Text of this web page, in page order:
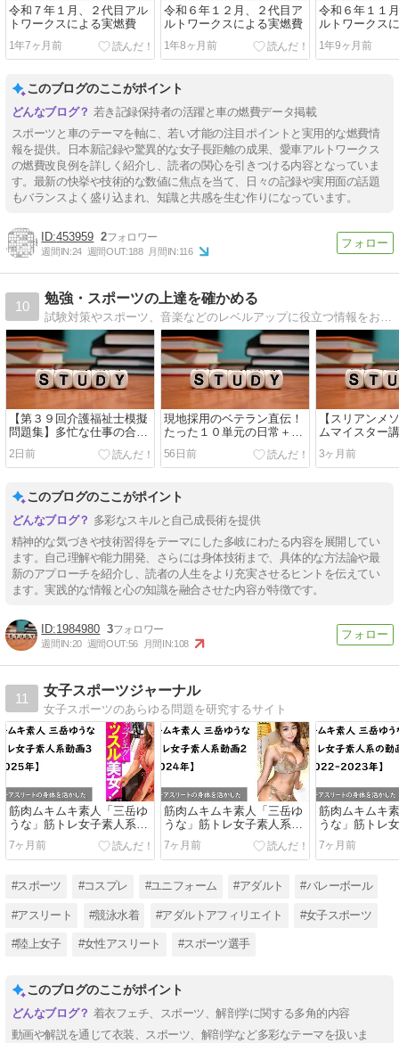
令和７年１月、２代目アル
トワークスによる実燃費
1年7ヶ月前
令和６年１２月、２代目ア
ルトワークスによる実燃費
1年8ヶ月前
令和６年１１
ルトワークス
1年9ヶ月前
このブログのここがポイント
若き記録保持者の活躍と車の燃費データ掲載
スポーツと車のテーマを軸に、若い才能の注目ポイントと実用的な燃費情
報を提供。日本新記録や驚異的な女子長距離の成果、愛車アルトワークス
の燃費改良例を詳しく紹介し、読者の関心を引きつける内容となっていま
す。最新の快挙や技術的な数値に焦点を当て、日々の記録や実用面の話題
もバランスよく盛り込まれ、知識と共感を生む作りになっています。
453959 2
週間IN:24 週間OUT:188 月間IN:116
10
勉強・スポーツの上達を確かめる
試験対策やスポーツ、音楽などのレベルアップに役立つ情報をお届けしています。
【第３９回介護福祉士模擬
問題集】多忙な仕事の合間
に学習できる！
2日前
現地採用のベテラン直伝！
たった１０単元の日常＋ち
ょっぴりビジネス中国語
56日前
【スリアンメ
ムマイスター
パンが作れる！
3ヶ月前
このブログのここがポイント
多彩なスキルと自己成長術を提供
精神的な気づきや技術習得をテーマにした多岐にわたる内容を展開してい
ます。自己理解や能力開発、さらには身体技術まで、具体的な方法論や最
新のアプローチを紹介し、読者の人生をより充実させるヒントを伝えてい
ます。実践的な情報と心の知識を融合させた内容が特徴です。
1984980 3
週間IN:20 週間OUT:56 月間IN:108
11
女子スポーツジャーナル
女子スポーツのあらゆる問題を研究するサイト
筋肉ムキムキ素人「三岳ゆ
うな」筋トレ女子素人系の
動画３【2025年】
7ヶ月前
筋肉ムキムキ素人「三岳ゆ
うな」筋トレ女子素人系の
動画２【2024年】
7ヶ月前
筋肉ムキムキ
うな」筋トレ
動画１【2022-
7ヶ月前
#スポーツ #コスプレ #ユニフォーム #アダルト #バレーボール
#アスリート #競泳水着 #アダルトアフィリエイト #女子スポーツ
#陸上女子 #女性アスリート #スポーツ選手
このブログのここがポイント
着衣フェチ、スポーツ、解剖学に関する多角的内容
動画や解説を通じて衣装、スポーツ、解剖学など多彩なテーマを扱いま